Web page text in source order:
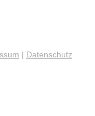
| Datenschutz